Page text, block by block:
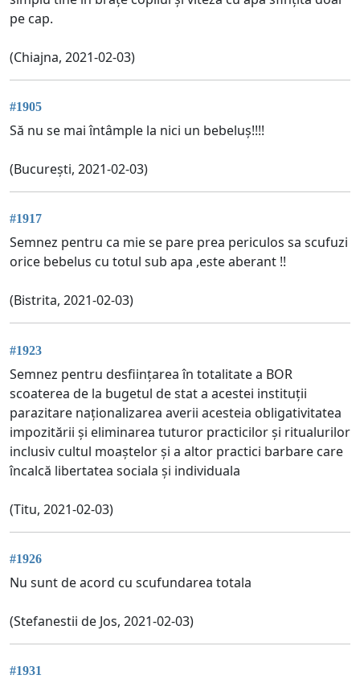
pe cap.
(Chiajna, 2021-02-03)
#1905
Să nu se mai întâmple la nici un bebeluș!!!!
(București, 2021-02-03)
#1917
Semnez pentru ca mie se pare prea periculos sa scufuzi
orice bebelus cu totul sub apa ,este aberant !!
(Bistrita, 2021-02-03)
#1923
Semnez pentru desființarea în totalitate a BOR
scoaterea de la bugetul de stat a acestei instituții
parazitare naționalizarea averii acesteia obligativitatea
impozitării și eliminarea tuturor practicilor și ritualurilor
inclusiv cultul moaștelor și a altor practici barbare care
încalcă libertatea sociala și individuala
(Titu, 2021-02-03)
#1926
Nu sunt de acord cu scufundarea totala
(Stefanestii de Jos, 2021-02-03)
#1931